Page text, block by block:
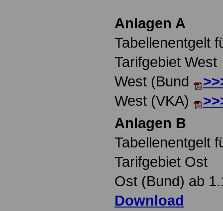
Anlagen A
Tabellenentgelt
Tarifgebiet West
West (Bund
West (VKA)
Anlagen B
Tabellenentgelt
Tarifgebiet Ost
Ost (Bund) ab
Download